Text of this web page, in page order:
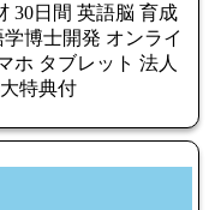
30日間 英語脳 育成
博士開発 オンライ
ホ タブレット 法人
特典付